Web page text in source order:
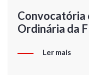
Convocatória
Ordinária da
Ler mais